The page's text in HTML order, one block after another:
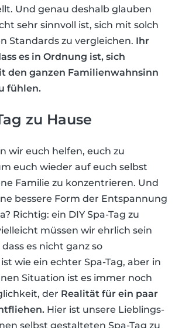
Und genau deshalb glauben
sehr sinnvoll ist, sich mit solch
Standards zu vergleichen. Ihr
es in Ordnung ist, sich
den ganzen Familienwahnsinn
fühlen.
zu Hause
wir euch helfen, euch zu
euch wieder auf euch selbst
Familie zu konzentrieren. Und
bessere Form der Entspannung
Richtig: ein DIY Spa-Tag zu
müssen wir ehrlich sein
es nicht ganz so
wie ein echter Spa-Tag, aber in
Situation ist es immer noch
der Realität für ein paar
Hier ist unsere Lieblings-
selbst gestalteten Spa-Tag zu